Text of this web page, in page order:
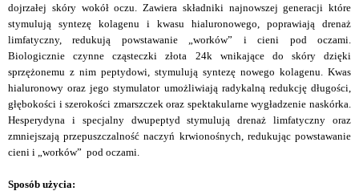
dojrzałej skóry wokół oczu. Zawiera składniki najnowszej generacji które
stymulują syntezę kolagenu i kwasu hialuronowego, poprawiają drenaż
limfatyczny, redukują powstawanie „worków” i cieni pod oczami.
Biologicznie czynne cząsteczki złota 24k wnikające do skóry dzięki
sprzężonemu z nim peptydowi, stymulują syntezę nowego kolagenu. Kwas
hialuronowy oraz jego stymulator umożliwiają radykalną redukcję długości,
głębokości i szerokości zmarszczek oraz spektakularne wygładzenie naskórka.
Hesperydyna i specjalny dwupeptyd stymulują drenaż limfatyczny oraz
zmniejszają przepuszczalność naczyń krwionośnych, redukując powstawanie
cieni i „worków” pod oczami.
Sposób użycia: